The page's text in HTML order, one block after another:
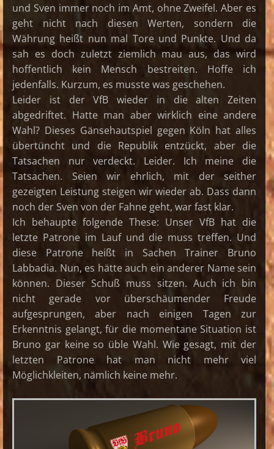
und Sven immer noch im Amt, ohne Zweifel. Aber es
geht nicht nach diesen Werten, sondern die
Währung heißt nun mal Tore und Punkte. Und da
sah es doch zuletzt ziemlich mau aus, das wird
hoffentlich kein Mensch bestreiten. Hoffe ich
jedenfalls. Kurzum, es musste was geschehen.
Leider ist der VfB wieder in die alten Zeiten
abgedriftet. Hatte man aber wirklich eine andere
Wahl? Dieses Gänsehautspiel gegen Köln hat alles
übertüncht und die Republik entzückt, aber die
Tatsachen nur verdeckt. Leider. Ich meine die
Tatsachen. Seien wir ehrlich, mit der seither
gezeigten Leistung steigen wir wieder ab. Dass dann
noch der Sven von der Fahne geht, war fast klar.
Ich behaupte folgende These: Unser VfB hat die
letzte Patrone im Lauf und die muss treffen. Und
diese Patrone heißt in Sachen Trainer Bruno
Labbadia. Nun, es hätte auch ein anderer Name sein
können. Dieser Schuß muss sitzen. Auch ich bin
nicht gerade vor überschäumender Freude
aufgesprungen, aber nach einigen Tagen zur
Erkenntnis gelangt, für die momentane Situation ist
Bruno gar keine so üble Wahl. Wie gesagt, mit der
letzten Patrone hat man nicht mehr viel
Möglichkleiten, nämlich keine mehr.